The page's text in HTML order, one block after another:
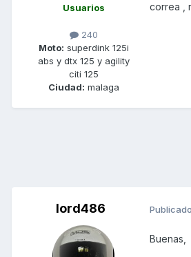
Usuarios
240
Moto: superdink 125i
abs y dtx 125 y agility
citi 125
Ciudad: malaga
correa ,
lord486 Publicado
Buenas,